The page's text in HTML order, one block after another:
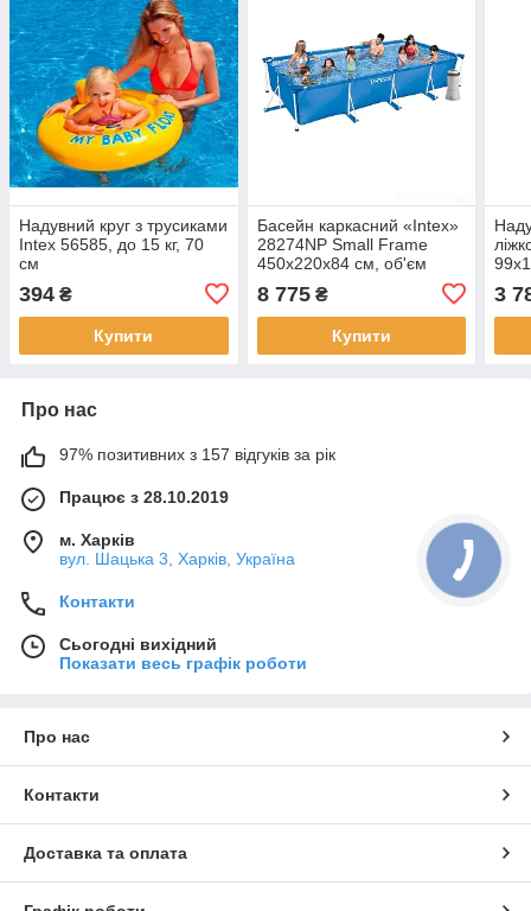
Надувний круг з трусиками
Intex 56585, до 15 кг, 70
см
394 ₴
Купити
Басейн каркасний «Intex»
28274NP Small Frame
450х220х84 см, об'єм
7127 л, фільтр-насос 2006
л/год
8 775₴
Купити
3
Про нас
97% позитивних з 157 відгуків за рік
Працює з 28.10.2019
м. Харків
вул. Шацька 3, Харків, Україна
Контакти
Сьогодні вихідний
Показати весь графік роботи
Про нас
Контакти
Доставка та оплата